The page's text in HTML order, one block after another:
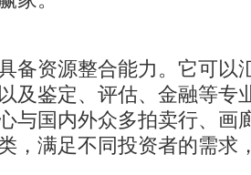
备资源整合能力。它可以
及鉴定、评估、金融等专
与国内外众多拍卖行、画
，满足不同投资者的需求